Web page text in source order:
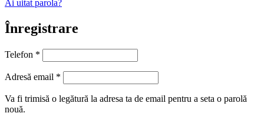
Ai uitat parola?
Înregistrare
Telefon *
Adresă email *
Va fi trimisă o legătură la adresa ta de email pentru a seta o parolă
nouă.